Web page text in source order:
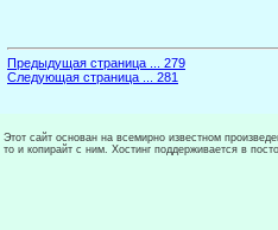
Предыдущая страница ... 279
Следующая страница ... 281
Этот сайт основан на всемирно известном
то и копирайт с ним. Хостинг поддерживается в